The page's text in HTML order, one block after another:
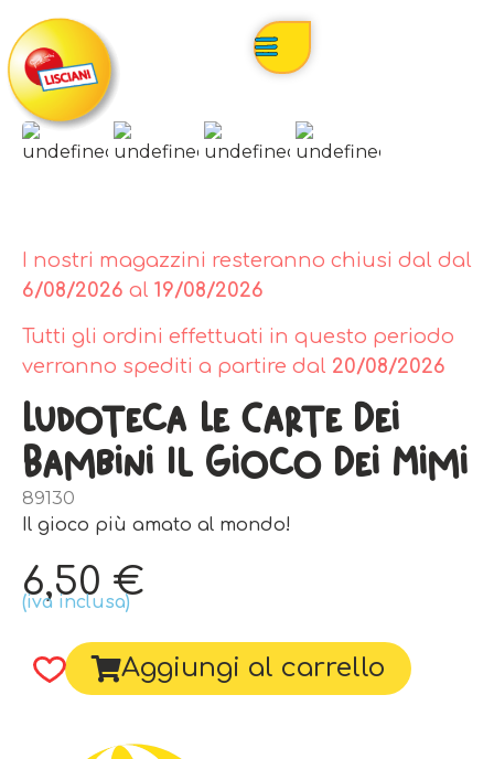
I nostri magazzini resteranno chiusi dal dal
6/08/2026 al 19/08/2026
Tutti gli ordini effettuati in questo periodo
verranno spediti a partire dal 20/08/2026
Ludoteca Le Carte Dei
Bambini Il Gioco Dei Mimi
89130
Il gioco più amato al mondo!
6,50 €
(iva inclusa)
Aggiungi al carrello